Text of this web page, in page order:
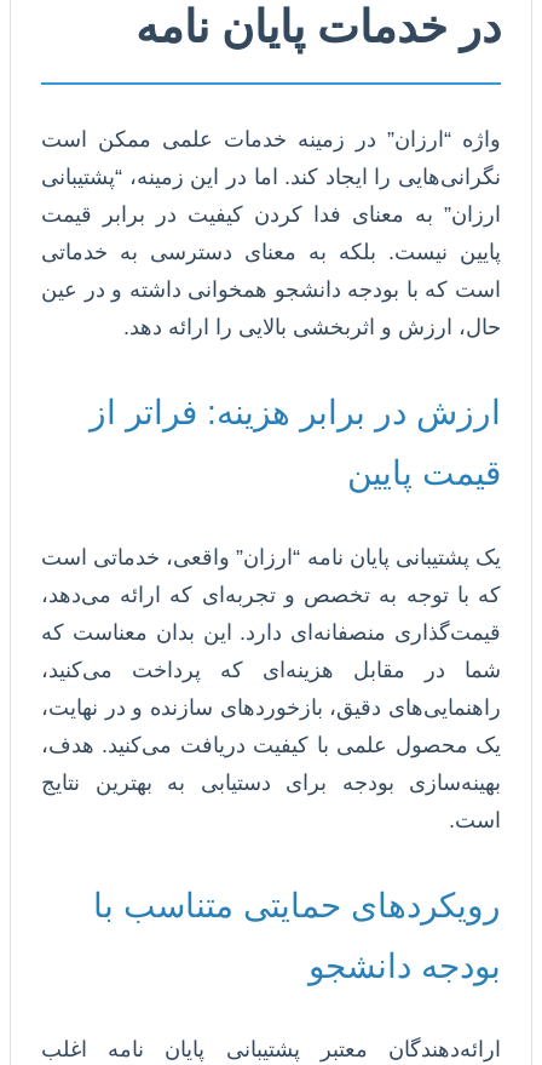
در خدمات پایان نامه
واژه “ارزان” در زمینه خدمات علمی ممکن است
نگرانی‌هایی را ایجاد کند. اما در این زمینه، “پشتیبانی
ارزان” به معنای فدا کردن کیفیت در برابر قیمت
پایین نیست. بلکه به معنای دسترسی به خدماتی
است که با بودجه دانشجو همخوانی داشته و در عین
حال، ارزش و اثربخشی بالایی را ارائه دهد.
ارزش در برابر هزینه: فراتر از
قیمت پایین
یک پشتیبانی پایان نامه “ارزان” واقعی، خدماتی است
که با توجه به تخصص و تجربه‌ای که ارائه می‌دهد،
قیمت‌گذاری منصفانه‌ای دارد. این بدان معناست که
شما در مقابل هزینه‌ای که پرداخت می‌کنید،
راهنمایی‌های دقیق، بازخوردهای سازنده و در نهایت،
یک محصول علمی با کیفیت دریافت می‌کنید. هدف،
بهینه‌سازی بودجه برای دستیابی به بهترین نتایج
است.
رویکردهای حمایتی متناسب با
بودجه دانشجو
ارائه‌دهندگان معتبر پشتیبانی پایان نامه اغلب